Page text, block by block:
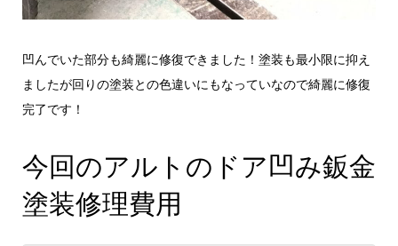
凹んでいた部分も綺麗に修復できました！塗装も最小限に抑え
ましたが回りの塗装との色違いにもなっていなので綺麗に修復
完了です！
今回のアルトのドア凹み鈑金
塗装修理費用